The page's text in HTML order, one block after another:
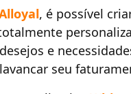
, é possível
e
seu